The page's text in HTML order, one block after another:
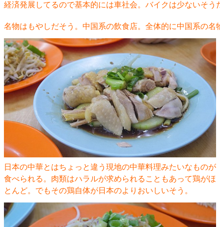
経済発展してるので基本的には車社会。バイクは少ないそう
名物はもやしだそう。中国系の飲食店。全体的に中国系の名
日本の中華とはちょっと違う現地の中華料理みたいなものが
食べられる。肉類はハラルが求められることもあって鶏がほ
とんど。でもその鶏自体が日本のよりおいしいそう。